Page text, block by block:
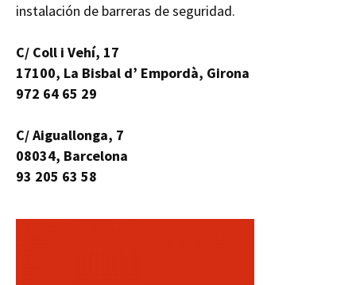
instalación de barreras de seguridad.
C/ Coll i Vehí, 17
17100, La Bisbal d’ Empordà, Girona
972 64 65 29
C/ Aiguallonga, 7
08034, Barcelona
93 205 63 58